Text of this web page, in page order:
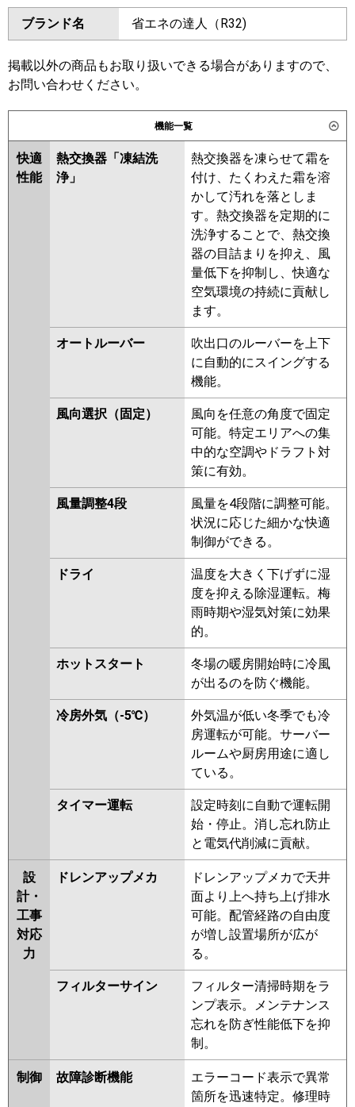
GKSA05013JXU
GKSA05013JMUB
三菱電機 PKZ-ERMP50SL6 PKZ-
ERMP50SLL6
日立 RPK-GP50RSHJ7
三菱重工
パナソニック PA-P50K7SHCX PA-P50K7SHC
ダイキン SZRA50BYV SZRA50BYNV
SZRA50BJV
SZRA50BJNV
SZRA50BFV SZRA50BFNV
SZRA50BCV SZRA50BCNV
RKSA05043JMU RKSA05033JX
RKSA05033JM
AKSA05067JX
三菱電機 PKZ-ERMP50SL5 PKZ-
ERMP50SLL5 PKZ-ERMP50SL4
PKZ-ERMP50SLL4 PKZ-
ERMP50SLL3 PKZ-ERMP50SL3
PKZ-ERMP50SLL2 PKZ-
ERMP50SL2 PKZ-ERMP50SLLZ
PKZ-ERMP50SLZ PKZ-
ERMP50SKLY PKZ-ERMP50SKY
PKZ-ERMP50SKLV PKZ-
ERMP50SKV PKZ-ERMP50SKLR
PKZ-ERMP50SKR
RPK-GP50RSHJ6 RPK-
GP50RSHJ5 RPK-GP50RSHJ4
RPK-GP50RSHJ3
FDKV505HKA5SA FDKV505HK5SA
FDKV505HK5S
PA-P50K7SHBX PA-P50K7SHB
PA-P50K7SH PA-P50K6SCB
P50K6SHB PA-P50K6SHA
ブランド名 省エネの達人（R32)
掲載以外の商品もお取り扱いできる場合がありますので、
お問い合わせください。
機能一覧
快適
性能
熱交換器「凍結洗
浄」
熱交換器を凍らせて霜を
付け、たくわえた霜を溶
かして汚れを落としま
す。熱交換器を定期的に
洗浄することで、熱交換
器の目詰まりを抑え、風
量低下を抑制し、快適な
空気環境の持続に貢献し
ます。
オートルーバー
吹出口のルーバーを上下
に自動的にスイングする
機能。
風向選択（固定）
風向を任意の角度で固定
可能。特定エリアへの集
中的な空調やドラフト対
策に有効。
風量調整4段
風量を4段階に調整可能。
状況に応じた細かな快適
制御ができる。
ドライ
温度を大きく下げずに湿
度を抑える除湿運転。梅
雨時期や湿気対策に効果
的。
ホットスタート
冬場の暖房開始時に冷風
が出るのを防ぐ機能。
冷房外気（-5℃）
外気温が低い冬季でも冷
房運転が可能。サーバー
ルームや厨房用途に適し
ている。
タイマー運転
設定時刻に自動で運転開
始・停止。消し忘れ防止
と電気代削減に貢献。
設
計・
工事
対応
力
ドレンアップメカ
ドレンアップメカで天井
面より上へ持ち上げ排水
可能。配管経路の自由度
が増し設置場所が広が
る。
フィルターサイン
フィルター清掃時期をラ
ンプ表示。メンテナンス
忘れを防ぎ性能低下を抑
制。
制御 故障診断機能
エラーコード表示で異常
箇所を迅速特定。修理時